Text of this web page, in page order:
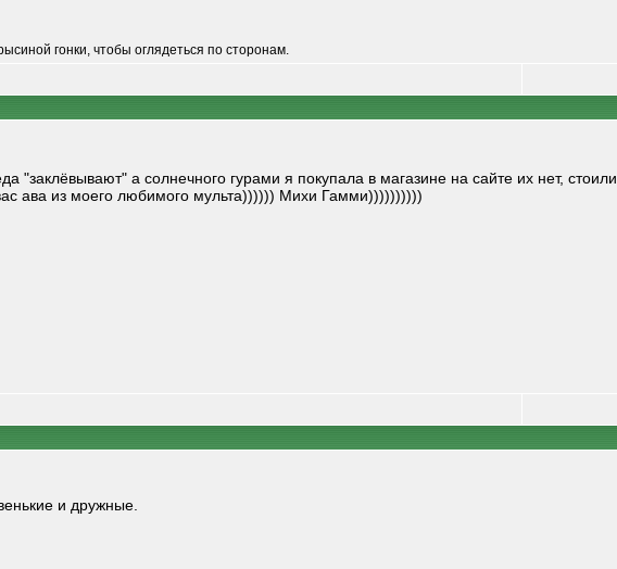
гонки, чтобы оглядеться по сторонам.
"заклёвывают" а солнечного гурами я покупала в магазине на сайте их нет,
ава из моего любимого мульта)))))) Михи Гамми))))))))))
и дружные.